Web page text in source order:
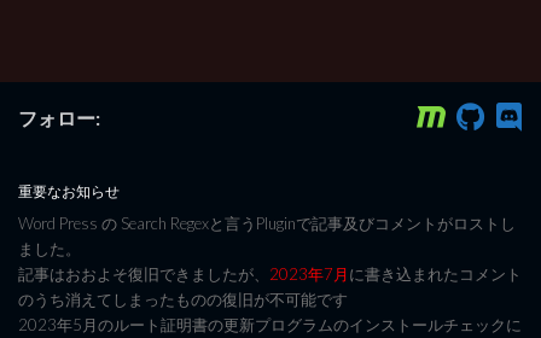
フォロー:
重要なお知らせ
Word Press の Search Regexと言うPluginで記事及びコメントがロストし
ました。
記事はおおよそ復旧できましたが、 2023年7月に書き込まれたコメント
のうち消えてしまったものの復旧が不可能です
2023年5月のルート証明書の更新プログラムのインストールチェックに